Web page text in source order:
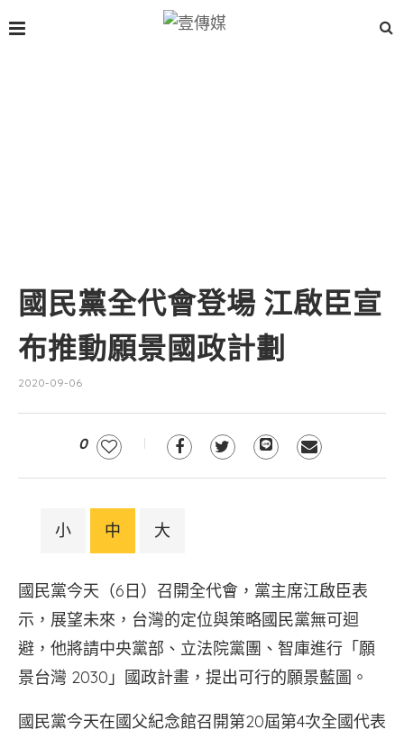
國民黨全代會登場 江啟臣宣
布推動願景國政計劃
2020-09-06
0
小 中 大
國民黨今天（6日）召開全代會，黨主席江啟臣表
示，展望未來，台灣的定位與策略國民黨無可迴
避，他將請中央黨部、立法院黨團、智庫進行「願
景台灣 2030」國政計畫，提出可行的願景藍圖。
國民黨今天在國父紀念館召開第20屆第4次全國代表